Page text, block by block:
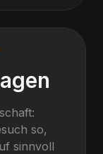
so,
sinnvoll